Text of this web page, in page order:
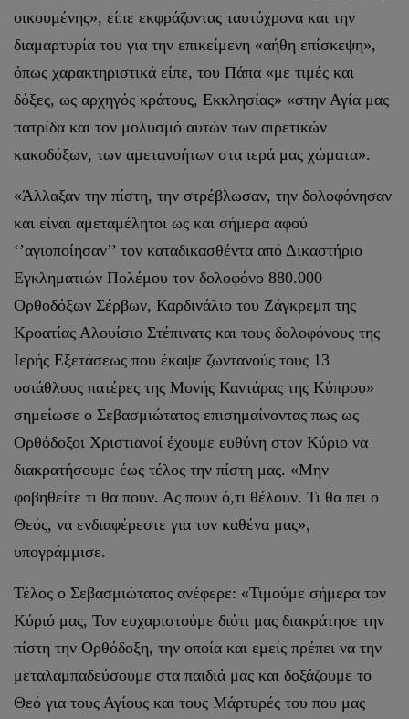
οικουμένης», είπε εκφράζοντας ταυτόχρονα και την
διαμαρτυρία του για την επικείμενη «αήθη επίσκεψη»,
όπως χαρακτηριστικά είπε, του Πάπα «με τιμές και
δόξες, ως αρχηγός κράτους, Εκκλησίας» «στην Αγία μας
πατρίδα και τον μολυσμό αυτών των αιρετικών
κακοδόξων, των αμετανοήτων στα ιερά μας χώματα».
«Άλλαξαν την πίστη, την στρέβλωσαν, την δολοφόνησαν
και είναι αμεταμέλητοι ως και σήμερα αφού
‘’αγιοποίησαν’’ τον καταδικασθέντα από Δικαστήριο
Εγκληματιών Πολέμου τον δολοφόνο 880.000
Ορθοδόξων Σέρβων, Καρδινάλιο του Ζάγκρεμπ της
Κροατίας Αλουίσιο Στέπινατς και τους δολοφόνους της
Ιερής Εξετάσεως που έκαψε ζωντανούς τους 13
οσιάθλους πατέρες της Μονής Καντάρας της Κύπρου»
σημείωσε ο Σεβασμιώτατος επισημαίνοντας πως ως
Ορθόδοξοι Χριστιανοί έχουμε ευθύνη στον Κύριο να
διακρατήσουμε έως τέλος την πίστη μας. «Μην
φοβηθείτε τι θα πουν. Ας πουν ό,τι θέλουν. Τι θα πει ο
Θεός, να ενδιαφέρεστε για τον καθένα μας»,
υπογράμμισε.
Τέλος ο Σεβασμιώτατος ανέφερε: «Τιμούμε σήμερα τον
Κύριό μας, Τον ευχαριστούμε διότι μας διακράτησε την
πίστη την Ορθόδοξη, την οποία και εμείς πρέπει να την
μεταλαμπαδεύσουμε στα παιδιά μας και δοξάζουμε το
Θεό για τους Αγίους και τους Μάρτυρές του που μας